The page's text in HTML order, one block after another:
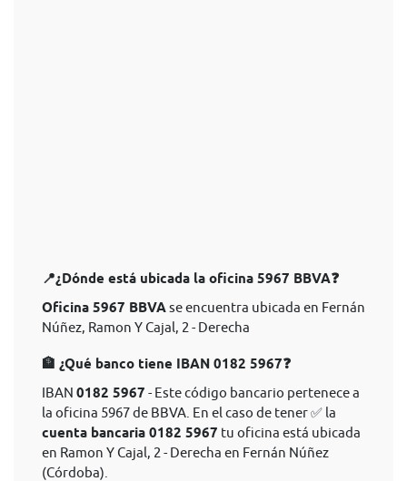
📍¿Dónde está ubicada la oficina 5967 BBVA❓
Oficina 5967 BBVAse encuentra ubicada en Fernán
Núñez, Ramon Y Cajal, 2 - Derecha
🏦 ¿Qué banco tiene IBAN 0182 5967❓
IBAN 0182 5967 - Este código bancario pertenece a
la oficina 5967 de BBVA. En el caso de tener ✅ la
cuenta bancaria 0182 5967 tu oficina está ubicada
en Ramon Y Cajal, 2 - Derecha en Fernán Núñez
(Córdoba).